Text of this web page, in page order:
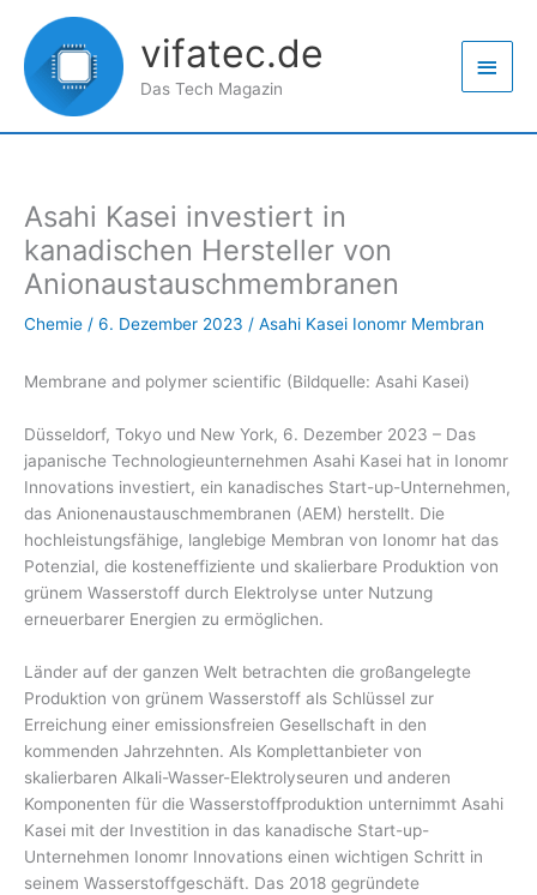
Inhalt
springen
vifatec.de
Das Tech Magazin
Asahi Kasei investiert in
kanadischen Hersteller von
Anionaustauschmembranen
Chemie / 6. Dezember 2023 / Asahi Kasei Ionomr Membran
Membrane and polymer scientific (Bildquelle: Asahi Kasei)
Düsseldorf, Tokyo und New York, 6. Dezember 2023 – Das
japanische Technologieunternehmen Asahi Kasei hat in Ionomr
Innovations investiert, ein kanadisches Start-up-Unternehmen,
das Anionenaustauschmembranen (AEM) herstellt. Die
hochleistungsfähige, langlebige Membran von Ionomr hat das
Potenzial, die kosteneffiziente und skalierbare Produktion von
grünem Wasserstoff durch Elektrolyse unter Nutzung
erneuerbarer Energien zu ermöglichen.
Länder auf der ganzen Welt betrachten die großangelegte
Produktion von grünem Wasserstoff als Schlüssel zur
Erreichung einer emissionsfreien Gesellschaft in den
kommenden Jahrzehnten. Als Komplettanbieter von
skalierbaren Alkali-Wasser-Elektrolyseuren und anderen
Komponenten für die Wasserstoffproduktion unternimmt Asahi
Kasei mit der Investition in das kanadische Start-up-
Unternehmen Ionomr Innovations einen wichtigen Schritt in
seinem Wasserstoffgeschäft. Das 2018 gegründete